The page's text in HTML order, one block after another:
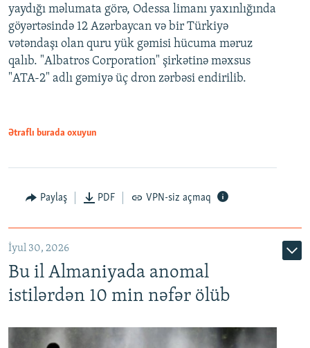
yaydığı məlumata görə, Odessa limanı yaxınlığında
göyərtəsində 12 Azərbaycan və bir Türkiyə
vətəndaşı olan quru yük gəmisi hücuma məruz
qalıb. "Albatros Corporation" şirkətinə məxsus
"ATA-2" adlı gəmiyə üç dron zərbəsi endirilib.
Ətraflı burada oxuyun
Paylaş PDF VPN-siz açmaq
İyul 30, 2026
Bu il Almaniyada anomal
istilərdən 10 min nəfər ölüb